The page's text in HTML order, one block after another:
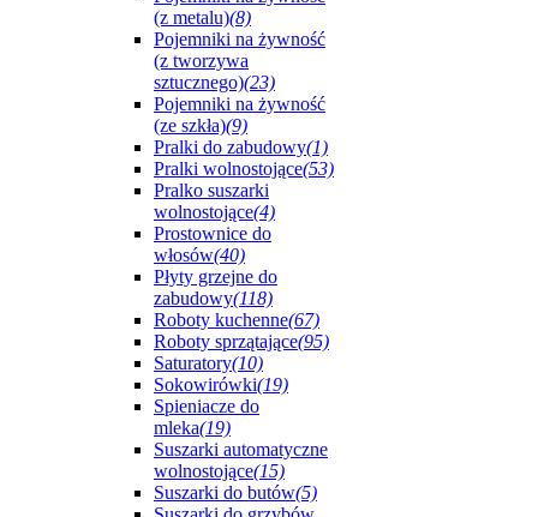
(z metalu)(8)
Pojemniki na żywność
(z tworzywa
sztucznego)(23)
Pojemniki na żywność
(ze szkła)(9)
Pralki do zabudowy(1)
Pralki wolnostojące(53)
Pralko suszarki
wolnostojące(4)
Prostownice do
włosów(40)
Płyty grzejne do
zabudowy(118)
Roboty kuchenne(67)
Roboty sprzątające(95)
Saturatory(10)
Sokowirówki(19)
Spieniacze do
mleka(19)
Suszarki automatyczne
wolnostojące(15)
Suszarki do butów(5)